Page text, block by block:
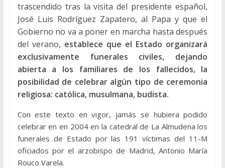
trascendido tras la visita del presidente español,
José Luis Rodríguez Zapatero, al Papa y que el
Gobierno no va a poner en marcha hasta después
del verano, establece que el Estado organizará
exclusivamente funerales civiles, dejando
abierta a los familiares de los fallecidos, la
posibilidad de celebrar algún tipo de ceremonia
religiosa: católica, musulmana, budista.
Con este texto en vigor, jamás se hubiera podido
celebrar en en 2004 en la catedral de La Almudena los
funerales de Estado por las 191 víctimas del 11-M
oficiados por el arzobispo de Madrid, Antonio María
Rouco Varela.